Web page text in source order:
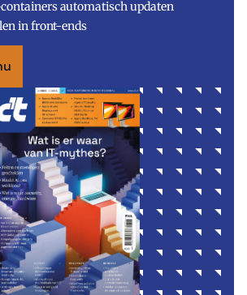
automatisch updaten
in front-ends